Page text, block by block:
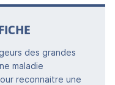
des grandes
maladie
reconnaitre une